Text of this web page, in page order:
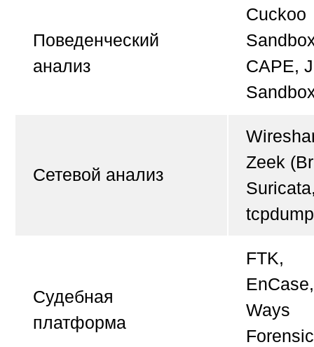
Поведенческий
анализ
Cuckoo
CAPE,
Сетевой анализ
Zeek
tcpdump
Судебная
платформа
FTK,
Ways